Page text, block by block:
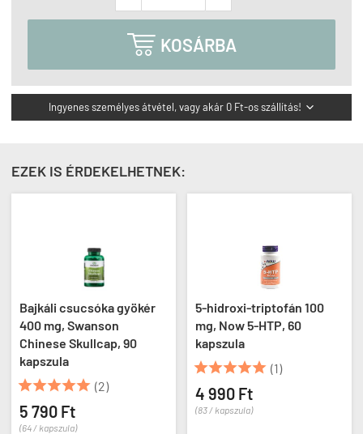
 KOSÁRBA
Ingyenes személyes átvétel, vagy akár 0 Ft-os szállítás! 
EZEK IS ÉRDEKELHETNEK:
Bajkáli csucsóka gyökér
400 mg, Swanson
Chinese Skullcap, 90
kapszula
 (2)
5 790 Ft
(64 / kapszula)
5-hidroxi-triptofán 100
mg, Now 5-HTP, 60
kapszula
 (1)
4 990 Ft
(83 / kapszula)